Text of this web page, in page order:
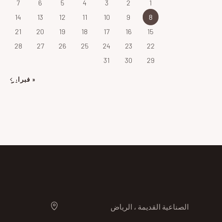
1
2
3
4
5
6
7
8
9
10
11
12
13
14
15
16
17
18
19
20
21
22
23
24
25
26
27
28
29
30
31
« فبراير
الصناعية القديمة ، الرياض